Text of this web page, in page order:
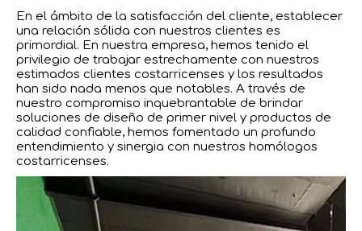
En el ámbito de la satisfacción del cliente, establecer
una relación sólida con nuestros clientes es
primordial. En nuestra empresa, hemos tenido el
privilegio de trabajar estrechamente con nuestros
estimados clientes costarricenses y los resultados
han sido nada menos que notables. A través de
nuestro compromiso inquebrantable de brindar
soluciones de diseño de primer nivel y productos de
calidad confiable, hemos fomentado un profundo
entendimiento y sinergia con nuestros homólogos
costarricenses.